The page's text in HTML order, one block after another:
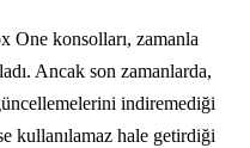
One konsolları, zamanla
Ancak son zamanlarda,
indiremediği
kullanılamaz hale getirdiği